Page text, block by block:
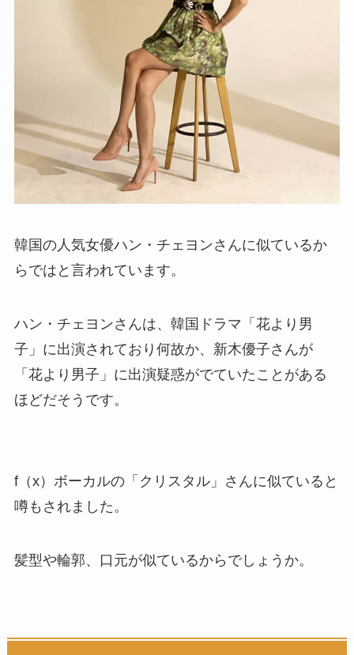
韓国の人気女優ハン・チェヨンさんに似ているか
らではと言われています。
ハン・チェヨンさんは、韓国ドラマ「花より男
子」に出演されており何故か、新木優子さんが
「花より男子」に出演疑惑がでていたことがある
ほどだそうです。
f（x）ボーカルの「クリスタル」さんに似ていると
噂もされました。
髪型や輪郭、口元が似ているからでしょうか。